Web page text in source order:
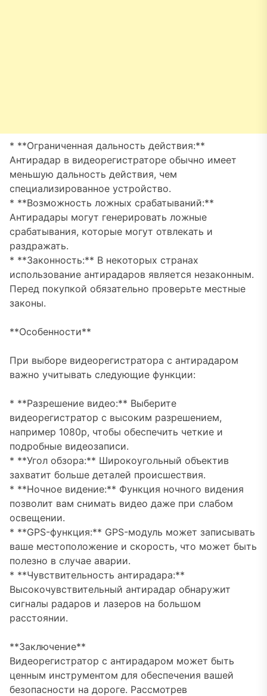
* **Ограниченная дальность действия:**
Антирадар в видеорегистраторе обычно имеет
меньшую дальность действия, чем
специализированное устройство.
* **Возможность ложных срабатываний:**
Антирадары могут генерировать ложные
срабатывания, которые могут отвлекать и
раздражать.
* **Законность:** В некоторых странах
использование антирадаров является незаконным.
Перед покупкой обязательно проверьте местные
законы.
**Особенности**
При выборе видеорегистратора с антирадаром
важно учитывать следующие функции:
* **Разрешение видео:** Выберите
видеорегистратор с высоким разрешением,
например 1080p, чтобы обеспечить четкие и
подробные видеозаписи.
* **Угол обзора:** Широкоугольный объектив
захватит больше деталей происшествия.
* **Ночное видение:** Функция ночного видения
позволит вам снимать видео даже при слабом
освещении.
* **GPS-функция:** GPS-модуль может записывать
ваше местоположение и скорость, что может быть
полезно в случае аварии.
* **Чувствительность антирадара:**
Высокочувствительный антирадар обнаружит
сигналы радаров и лазеров на большом
расстоянии.
**Заключение**
Видеорегистратор с антирадаром может быть
ценным инструментом для обеспечения вашей
безопасности на дороге. Рассмотрев